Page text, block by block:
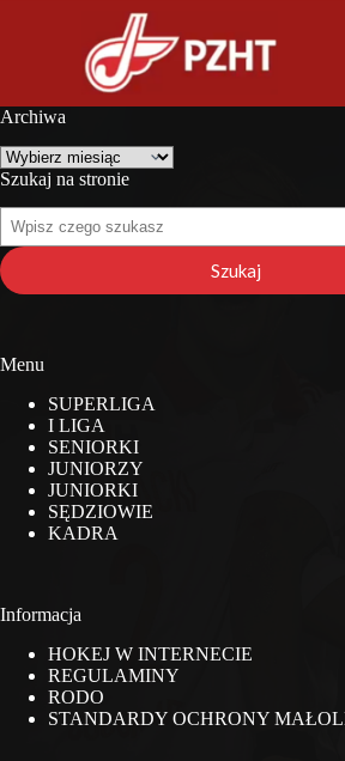
Archiwa
Archiwa
Szukaj na stronie
Szukaj
na
stronie
Szukaj
Menu
SUPERLIGA
I LIGA
SENIORKI
JUNIORZY
JUNIORKI
SĘDZIOWIE
KADRA
Informacja
HOKEJ W INTERNECIE
REGULAMINY
RODO
STANDARDY OCHRONY